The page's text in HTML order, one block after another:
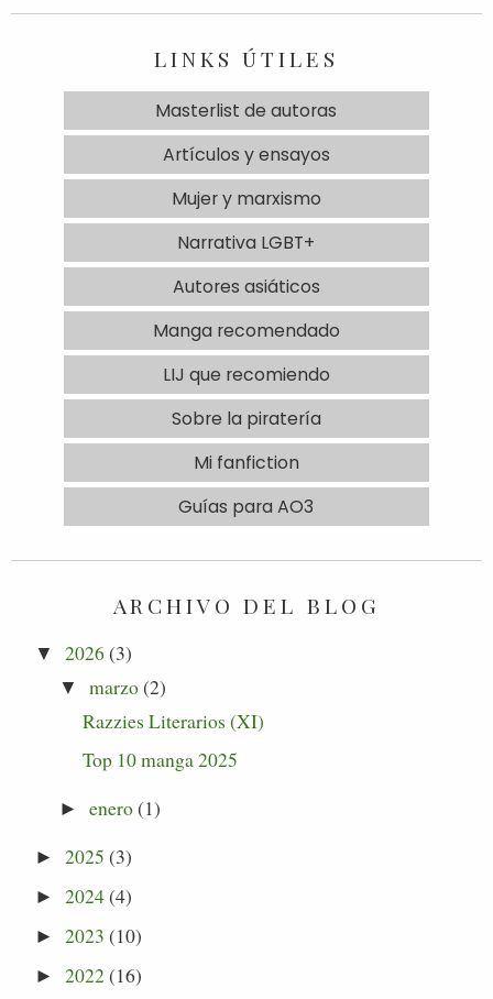
LINKS ÚTILES
Masterlist de autoras
Artículos y ensayos
Mujer y marxismo
Narrativa LGBT+
Autores asiáticos
Manga recomendado
LIJ que recomiendo
Sobre la piratería
Mi fanfiction
Guías para AO3
ARCHIVO DEL BLOG
▼ 2026(3)
▼ marzo(2)
Razzies Literarios (XI)
Top 10 manga 2025
► enero(1)
►2025 (3)
►2024(4)
►2023 (10)
►2022(16)